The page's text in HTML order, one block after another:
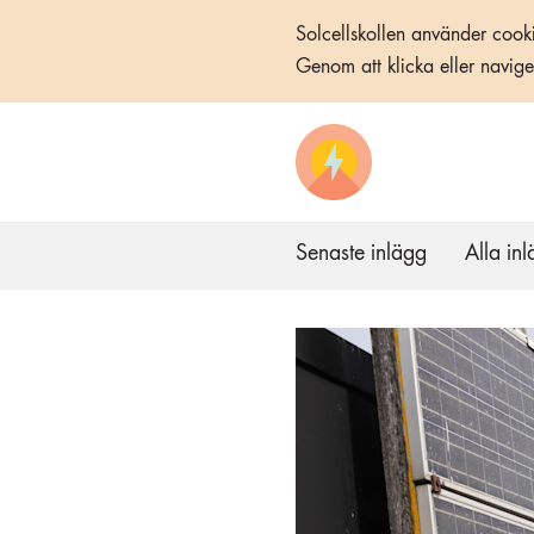
Solcellskollen använder
Genom att klicka eller
Senaste inlägg Alla